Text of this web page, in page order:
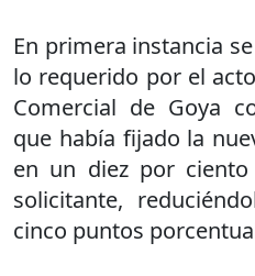
En primera instancia
lo requerido por el
Comercial de Goya
que había fijado la
en un diez por
solicitante,
cinco puntos